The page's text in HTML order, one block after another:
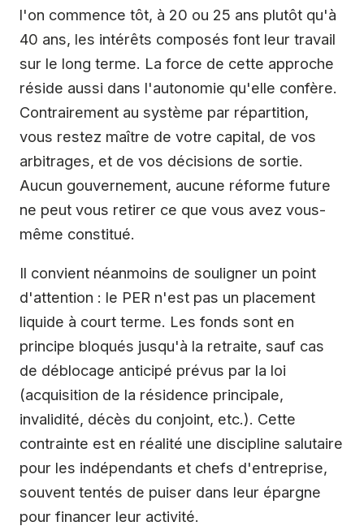
l'on commence tôt, à 20 ou 25 ans plutôt qu'à
40 ans, les intérêts composés font leur travail
sur le long terme. La force de cette approche
réside aussi dans l'autonomie qu'elle confère.
Contrairement au système par répartition,
vous restez maître de votre capital, de vos
arbitrages, et de vos décisions de sortie.
Aucun gouvernement, aucune réforme future
ne peut vous retirer ce que vous avez vous-
même constitué.
Il convient néanmoins de souligner un point
d'attention : le PER n'est pas un placement
liquide à court terme. Les fonds sont en
principe bloqués jusqu'à la retraite, sauf cas
de déblocage anticipé prévus par la loi
(acquisition de la résidence principale,
invalidité, décès du conjoint, etc.). Cette
contrainte est en réalité une discipline salutaire
pour les indépendants et chefs d'entreprise,
souvent tentés de puiser dans leur épargne
pour financer leur activité.